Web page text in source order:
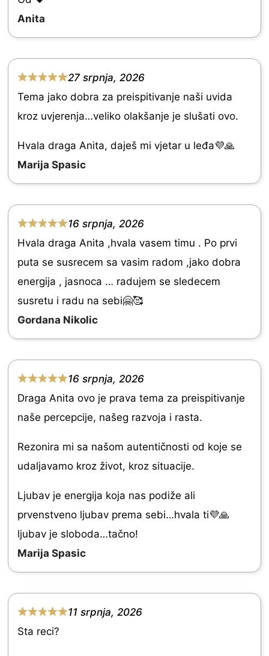
5
.
0
o
u
t
f
5
Anita
a
e
d
5
.
0
o
u
t
o
f
5
27 srpnja, 2026
Tema jako dobra za preispitivanje naši uvida
kroz uvjerenja…veliko olakšanje je slušati ovo.
Hvala draga Anita, daješ mi vjetar u leđa💜🙏
Marija Spasic
e
o
u
t
o
f
16 srpnja, 2026
Hvala draga Anita ,hvala vasem timu . Po prvi
puta se susrecem sa vasim radom ,jako dobra
energija , jasnoca … radujem se sledecem
susretu i radu na sebi🤗🥰
Gordana Nikolic
t
e
d
.
0
o
u
f
5
16 srpnja, 2026
Draga Anita ovo je prava tema za preispitivanje
naše percepcije, našeg razvoja i rasta.
Rezonira mi sa našom autentičnosti od koje se
udaljavamo kroz život, kroz situacije.
Ljubav je energija koja nas podiže ali
prvenstveno ljubav prema sebi…hvala ti💜🙏
ljubav je sloboda…tačno!
Marija Spasic
11 srpnja, 2026
Sta reci?